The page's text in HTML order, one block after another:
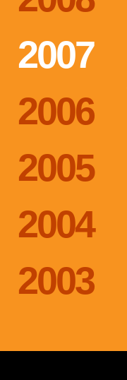
2007
2006
2005
2004
2003